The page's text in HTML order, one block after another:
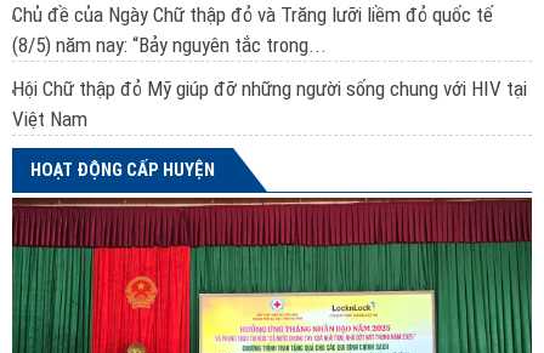
Chủ đề của Ngày Chữ thập đỏ và Trăng lưỡi liềm đỏ quốc tế
(8/5) năm nay: “Bảy nguyên tắc trong...
Hội Chữ thập đỏ Mỹ giúp đỡ những người sống chung với HIV tại
Việt Nam
HOẠT ĐỘNG CẤP HUYỆN